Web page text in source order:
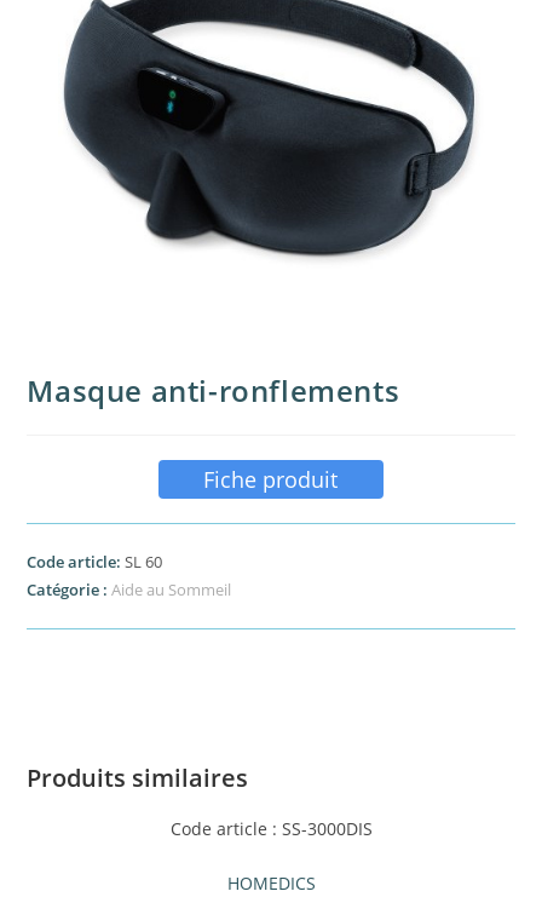
Masque anti-ronflements
Fiche produit
Code article:SL 60
Catégorie :Aide au Sommeil
Produits similaires
Code article : SS-3000DIS
HOMEDICS